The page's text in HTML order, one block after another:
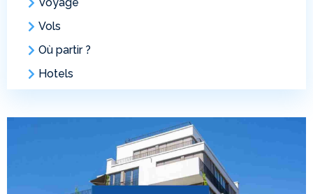
Vols
Où partir ?
Hotels